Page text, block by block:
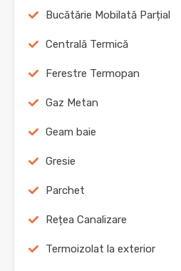
Bucătărie Mobilată Parțial
Centrală Termică
Ferestre Termopan
Gaz Metan
Geam baie
Gresie
Parchet
Rețea Canalizare
Termoizolat la exterior